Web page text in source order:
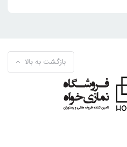
بازگشت به بالا